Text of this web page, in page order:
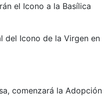
el Icono a la Basílica
del Icono de la Virgen en
comenzará la Adopción